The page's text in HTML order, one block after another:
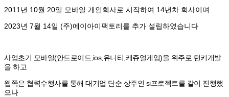
2011년 10월 20일 모바일 개인회사로 시작하여 14년차 회사이며
2023년 7월 14일 (주)에이아이팩토리를 추가 설립하였습니다
사업초기 모바일(안드로이드,ios,유니티,캐쥬얼게임)을 위주로 턴키개발
을 하고
웹쪽은 협력수행사를 통해 대기업 단순 상주인 si프로젝트를 같이 진행했
으나